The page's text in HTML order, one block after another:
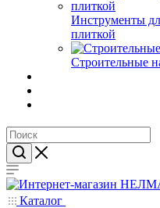
Инструменты
плиткой
Строительные
Каталог